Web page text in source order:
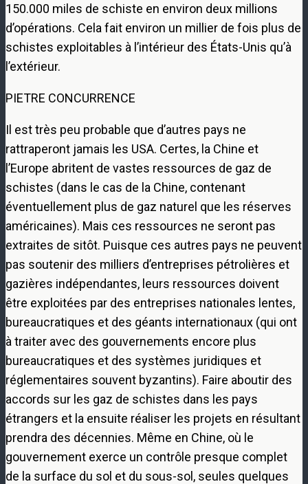
150.000 miles de schiste en environ deux millions
d’opérations. Cela fait environ un millier de fois plus de
schistes exploitables à l’intérieur des États-Unis qu’à
l’extérieur.
PIETRE CONCURRENCE
Il est très peu probable que d’autres pays ne
rattraperont jamais les USA. Certes, la Chine et
l’Europe abritent de vastes ressources de gaz de
schistes (dans le cas de la Chine, contenant
éventuellement plus de gaz naturel que les réserves
américaines). Mais ces ressources ne seront pas
extraites de sitôt. Puisque ces autres pays ne peuvent
pas soutenir des milliers d’entreprises pétrolières et
gazières indépendantes, leurs ressources doivent
être exploitées par des entreprises nationales lentes,
bureaucratiques et des géants internationaux (qui ont
à traiter avec des gouvernements encore plus
bureaucratiques et des systèmes juridiques et
réglementaires souvent byzantins). Faire aboutir des
accords sur les gaz de schistes dans les pays
étrangers et la ensuite réaliser les projets en résultant
prendra des décennies. Même en Chine, où le
gouvernement exerce un contrôle presque complet
de la surface du sol et du sous-sol, seules quelques